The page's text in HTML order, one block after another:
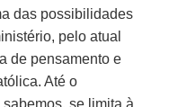
das possibilidades
pelo atual
de pensamento e
Até o
se limita à